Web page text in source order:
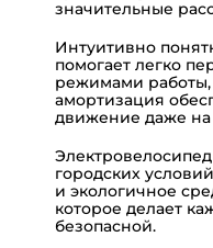
значительные
Интуитивно
помогает легко
режимами работы,
амортизация
движение даже
городских
и экологичное
которое делает
безопасной.